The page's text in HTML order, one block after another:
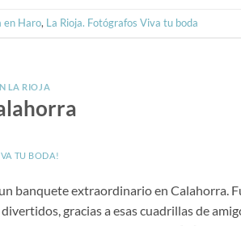
en Haro, La Rioja. Fotógrafos Viva tu boda
LA RIOJA
TU BODA!
banquete extraordinario en Calahorra.
gracias a esas cuadrillas de